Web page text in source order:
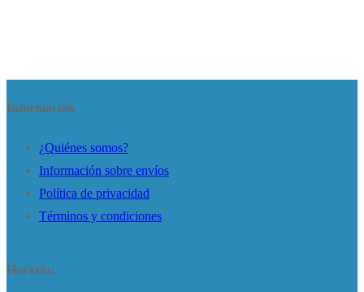
Información
¿Quiénes somos?
Información sobre envíos
Política de privacidad
Términos y condiciones
Horario: